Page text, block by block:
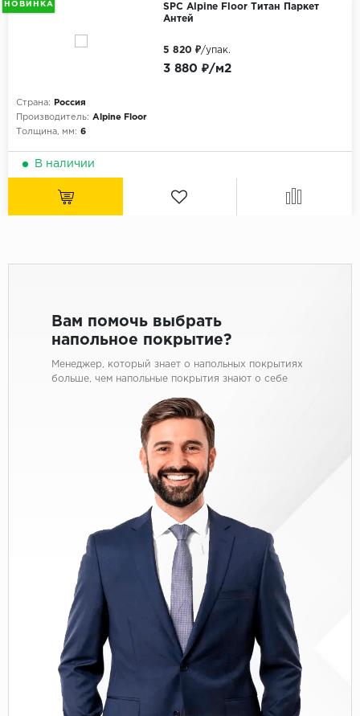
НОВИНКА
SPC Alpine Floor Титан Паркет
Антей
Страна:
Россия
Производитель: Alpine Floor
Толщина, мм: 6
3 880 ₽/м2
5 820 ₽/упак.
В наличии
Вам помочь выбрать
напольное покрытие?
Менеджер, который знает о напольных покрытиях
больше, чем напольные покрытия знают о себе